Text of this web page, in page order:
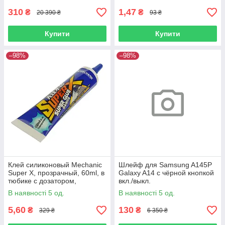
310 ₴ 20 390 ₴
Купити
1,47 ₴ 93 ₴
Купити
–98%
Клей силиконовый Mechanic
Super X, прозрачный, 60ml, в
тюбике с дозатором,
быстросохнущий
В наявності 5 од.
5,60 ₴ 329 ₴
–98%
Шлейф для Samsung A145P
Galaxy A14 с чёрной кнопкой
вкл./выкл.
В наявності 5 од.
130 ₴ 6 350 ₴